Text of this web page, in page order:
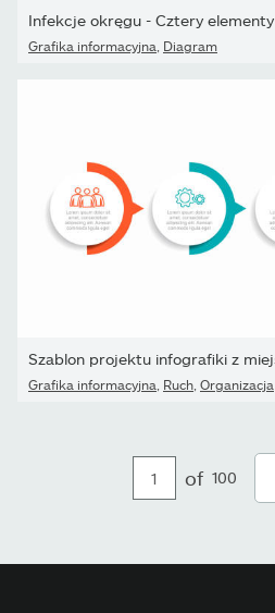
Infekcje okręgu - Cztery elementy
Grafika informacyjna Diagram
Grafika informacyjna Ruch Organizacja
of 100